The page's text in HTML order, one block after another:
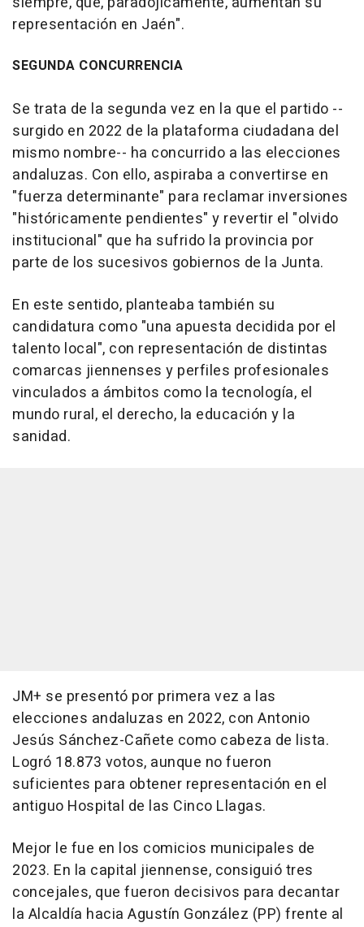
representación en Jaén".
SEGUNDA CONCURRENCIA
Se trata de la segunda vez en la que el partido --
surgido en 2022 de la plataforma ciudadana del
mismo nombre-- ha concurrido a las elecciones
andaluzas. Con ello, aspiraba a convertirse en
"fuerza determinante" para reclamar inversiones
"históricamente pendientes" y revertir el "olvido
institucional" que ha sufrido la provincia por
parte de los sucesivos gobiernos de la Junta.
En este sentido, planteaba también su
candidatura como "una apuesta decidida por el
talento local", con representación de distintas
comarcas jiennenses y perfiles profesionales
vinculados a ámbitos como la tecnología, el
mundo rural, el derecho, la educación y la
sanidad.
JM+ se presentó por primera vez a las
elecciones andaluzas en 2022, con Antonio
Jesús Sánchez-Cañete como cabeza de lista.
Logró 18.873 votos, aunque no fueron
suficientes para obtener representación en el
antiguo Hospital de las Cinco Llagas.
Mejor le fue en los comicios municipales de
2023. En la capital jiennense, consiguió tres
concejales, que fueron decisivos para decantar
la Alcaldía hacia Agustín González (PP) frente al